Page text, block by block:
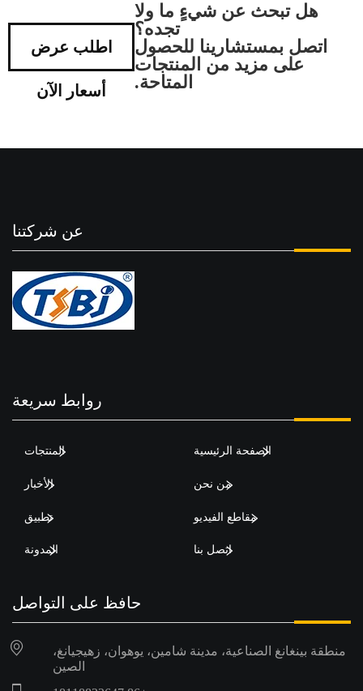
هل تبحث عن شيءٍ ما ولا
تجده؟
اتصل بمستشارينا للحصول
على مزيد من المنتجات
المتاحة.
اطلب عرض
أسعار الآن
عن شركتنا
روابط سريعة
الصفحة الرئيسية المنتجات
من نحن الأخبار
مقاطع الفيديو تطبيق
اتصل بنا المدونة
حافظ على التواصل
منطقة بينغانغ الصناعية، مدينة شامين، يوهوان، زهيجيانغ،
الصين